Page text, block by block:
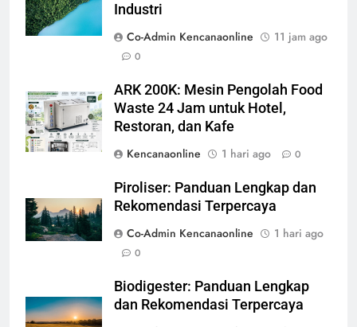
Industri
Co-Admin Kencanaonline
11 jam ago
0
ARK 200K: Mesin Pengolah Food
Waste 24 Jam untuk Hotel,
Restoran, dan Kafe
Kencanaonline
1 hari ago 0
Piroliser: Panduan Lengkap dan
Rekomendasi Terpercaya
Co-Admin Kencanaonline
1 hari ago
0
Biodigester: Panduan Lengkap
dan Rekomendasi Terpercaya